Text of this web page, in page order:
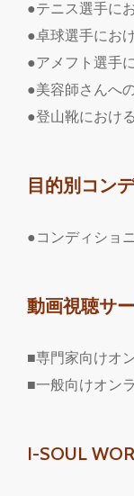
●テニス選手に
●卓球選手にお
●アメフト選手
●美容師さんへ
●登山靴におけ
目的別コン
●コンディショ
動画視聴サ
■専門家向けオ
■一般向けオン
I-SOUL